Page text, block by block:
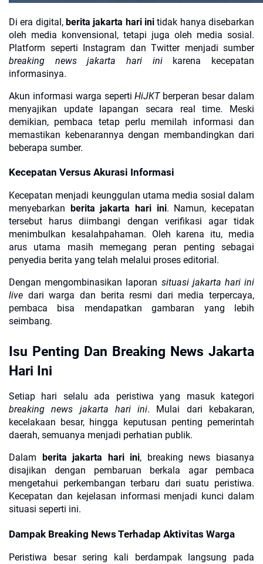
Di era digital, berita jakarta hari ini tidak hanya disebarkan
oleh media konvensional, tetapi juga oleh media sosial.
Platform seperti Instagram dan Twitter menjadi sumber
breaking news jakarta hari inikarena kecepatan
informasinya.
Akun informasi warga sepertiHiJKTberperan besar dalam
menyajikan update lapangan secara real time. Meski
demikian, pembaca tetap perlu memilah informasi dan
memastikan kebenarannya dengan membandingkan dari
beberapa sumber.
Kecepatan Versus Akurasi Informasi
Kecepatan menjadi keunggulan utama media sosial dalam
menyebarkan
berita jakarta hari ini. Namun, kecepatan
tersebut harus diimbangi dengan verifikasi agar tidak
menimbulkan kesalahpahaman. Oleh karena itu, media
arus utama masih memegang peran penting sebagai
penyedia berita yang telah melalui proses editorial.
Dengan mengombinasikan laporan situasi jakarta hari ini
live dari warga dan berita resmi dari media terpercaya,
pembaca bisa mendapatkan gambaran yang lebih
seimbang.
Isu Penting Dan Breaking News Jakarta
Hari Ini
Setiap hari selalu ada peristiwa yang masuk kategori
breaking news jakarta hari ini. Mulai dari kebakaran,
kecelakaan besar, hingga keputusan penting pemerintah
daerah, semuanya menjadi perhatian publik.
Dalam
berita jakarta hari ini, breaking news biasanya
disajikan dengan pembaruan berkala agar pembaca
mengetahui perkembangan terbaru dari suatu peristiwa.
Kecepatan dan kejelasan informasi menjadi kunci dalam
situasi seperti ini.
Dampak Breaking News Terhadap Aktivitas Warga
Peristiwa besar sering kali berdampak langsung pada